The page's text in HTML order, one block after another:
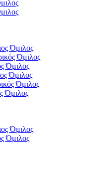
Όμιλος
Όμιλος
Όμιλος
Όμιλος
Όμιλος
Όμιλος
Όμιλος
Όμιλος